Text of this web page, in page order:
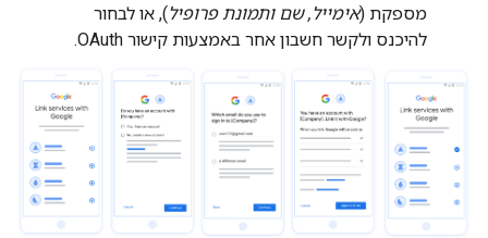
מספקת (אימייל, שם ותמונת פרופיל), או לבחור
להיכנס ולקשר חשבון אחר באמצעות קישור OAuth.